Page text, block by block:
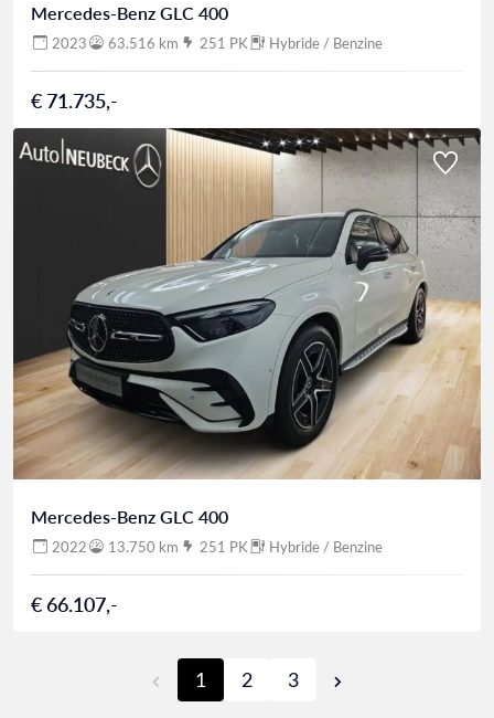
Mercedes-Benz GLC 400
2023 63.516 km 251 PK Hybride / Benzine
€ 71.735,-
Mercedes-Benz GLC 400
2022 13.750 km 251 PK Hybride / Benzine
€ 66.107,-
1 2 3